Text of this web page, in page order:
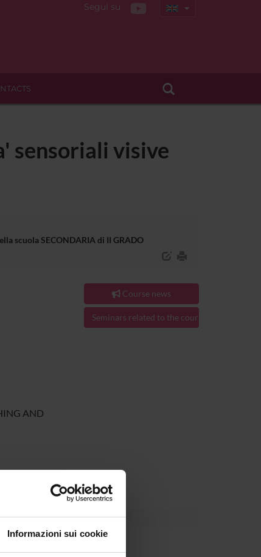
Informazioni sui cookie
Segui su
sensoriali visive
scuola SECONDARIA di II GRADO
AND
Course news
Seminars related to the course